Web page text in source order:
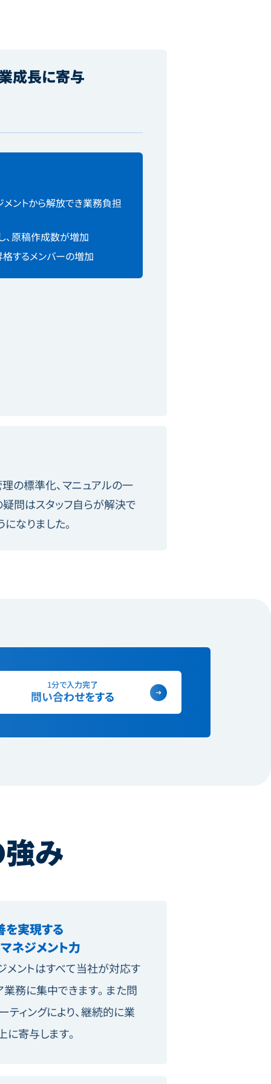
成長に寄与
メントから解放でき業務負担
、原稿作成数が増加
するメンバーの増加
の標準化、マニュアルの一
問はスタッフ自らが解決で
なりました。
1分で入力完了
問い合わせをする
強み
を実現する
ネジメント力
メントはすべて当社が対応す
業務に集中できます。また問
ティングにより、継続的に業
に寄与します。